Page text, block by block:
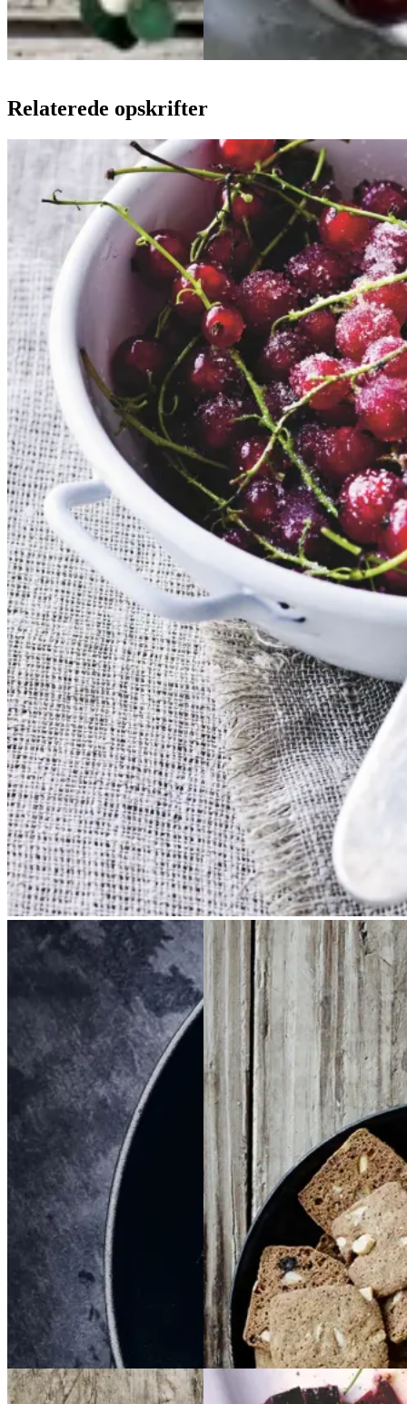
Relaterede opskrifter
Rysteribs Rysteribs
Gem opskrift
Dessert
Dansk mad
Sommermad
De rødlige bær er en sand
sommerklassiker. De har en frisk
og syrlig smag, som når de koges
op med sukker, udgør et dejligt
tilbehør til søde sager. De kan
serveres både til is, en kage eller
bare med letpisket flødeskum eller
skyr rørt lind med lidt mælk.
BraiseretBraiseret
oksetværreboksetvæ
rreb
Gem opskrift
Dansk mad
Vintermad
Aftensmad
Brunkager
Brunkage
r
Gem opskrift